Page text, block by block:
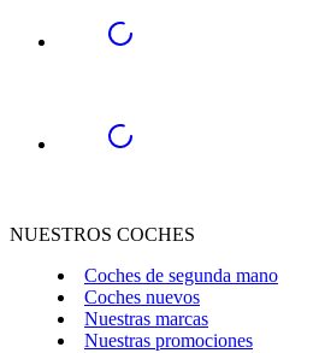
NUESTROS COCHES
Coches de segunda mano
Coches nuevos
Nuestras marcas
Nuestras promociones